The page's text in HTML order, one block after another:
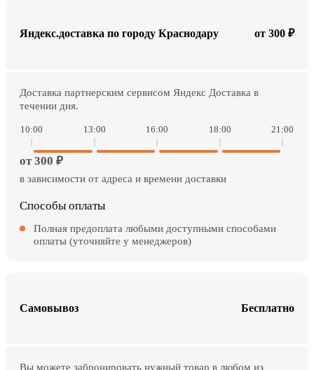
Яндекс.доставка по городу Краснодару от 300 ₽
Доставка партнерским сервисом Яндекс Доставка в
течении дня.
10:00 13:00 16:00 18:00 21:00
от 300 ₽
в зависимости от адреса и времени доставки
Способы оплаты
Полная предоплата любыми доступными способами
оплаты (уточняйте у менеджеров)
Самовывоз Бесплатно
Вы можете забронировать нужный товар в любом из